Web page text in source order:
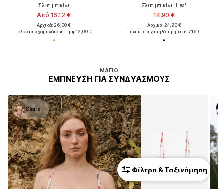
Σλιπ μπικίνι
Από 16,12 €
Αρχικά: 26,00 €
Τελευταία χαμηλότερη τιμή:12,09 €
Σλιπ μπικίνι 'Lea'
14,90 €
Αρχικά: 24,90 €
Τελευταία χαμηλότερη τιμή:7,16 €
ΜΑΓΙΌ
ΈΜΠΝΕΥΣΗ ΓΙΑ ΣΥΝΔΥΑΣΜΟΎΣ
Claire
Φίλτρο & Ταξινόμηση